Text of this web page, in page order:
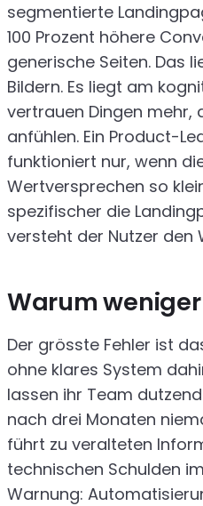
segmentierte
100 Prozent höhere
generische Seiten. Das
Bildern. Es liegt am
vertrauen Dingen mehr,
anfühlen. Ein Product-
funktioniert nur, wenn
Wertversprechen so
spezifischer die
versteht der Nutzer den
Warum
Der grösste Fehler ist
ohne klares System
lassen ihr Team
nach drei Monaten
führt zu veralteten
technischen Schulden
Warnung: